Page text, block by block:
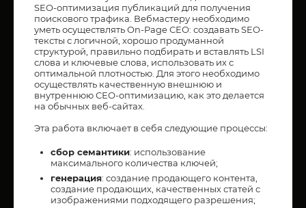
SEO-оптимизация публикаций для получения
поискового трафика. Вебмастеру необходимо
уметь осуществлять On-Page СЕО: создавать SEO-
тексты с логичной, хорошо продуманной
структурой, правильно подбирать и вставлять LSI
слова и ключевые слова, использовать их с
оптимальной плотностью. Для этого необходимо
осуществлять качественную внешнюю и
внутреннюю СЕО-оптимизацию, как это делается
на обычных веб-сайтах.
Эта работа включает в себя следующие процессы:
сбор семантики: использование
максимального количества ключей;
генерация: создание продающего контента,
создание продающих, качественных статей с
изображениями подходящего разрешения;